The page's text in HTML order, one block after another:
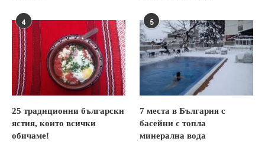
4
25 традиционни български
ястия, които всички
обичаме!
5
7 места в България с
басейни с топла
минерална вода